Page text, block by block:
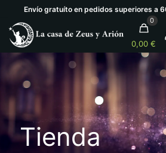
Envío gratuíto en pedidos superiores a
0
0,00 €
Tienda